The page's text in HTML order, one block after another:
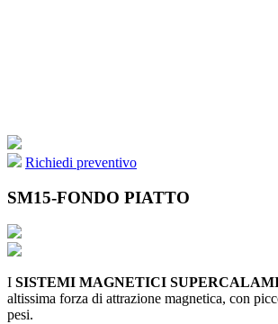
Richiedi preventivo
SM15-FONDO PIATTO
I SISTEMI MAGNETICI
altissima forza di attrazione magnetica, con
pesi.